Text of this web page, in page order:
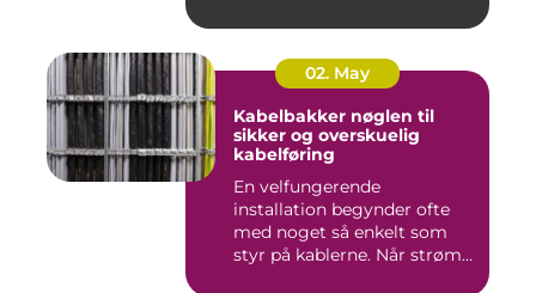
02. May
Kabelbakker nøglen til
sikker og overskuelig
kabelføring
En velfungerende
installation begynder ofte
med noget så enkelt som
styr på kablerne. Når strøm-,